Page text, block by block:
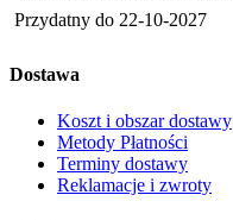
Przydatny do 22-10-2027
Dostawa
Koszt i obszar dostawy
Metody Płatności
Terminy dostawy
Reklamacje i zwroty